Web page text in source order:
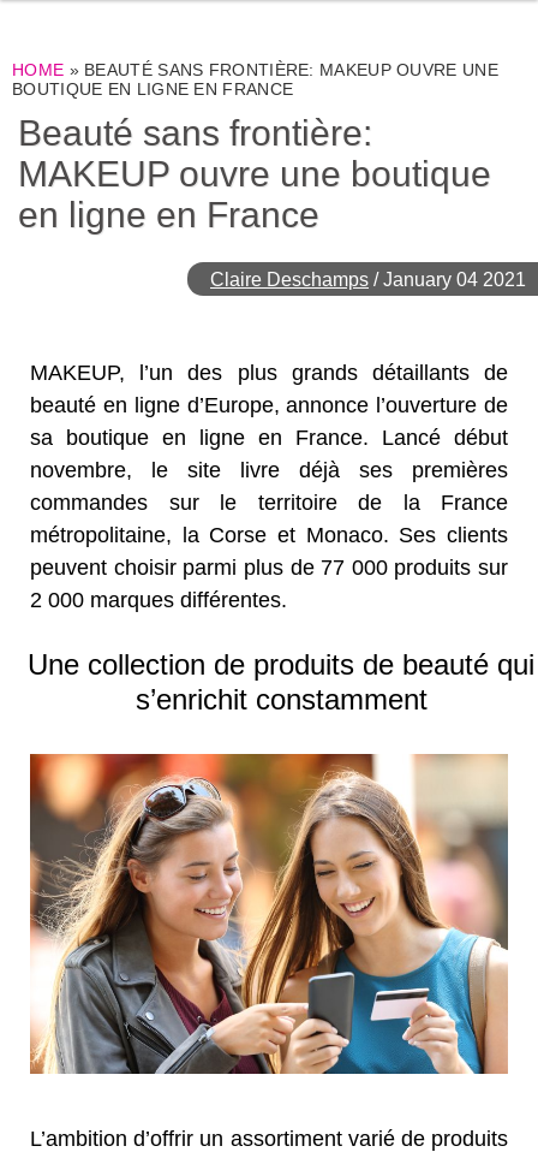
HOME » BEAUTÉ SANS FRONTIÈRE: MAKEUP OUVRE UNE
BOUTIQUE EN LIGNE EN FRANCE
Beauté sans frontière:
MAKEUP ouvre une boutique
en ligne en France
Claire Deschamps /January 04 2021
MAKEUP, l’un des plus grands détaillants de
beauté en ligne d’Europe, annonce l’ouverture de
sa boutique en ligne en France. Lancé début
novembre, le site livre déjà ses premières
commandes sur le territoire de la France
métropolitaine, la Corse et Monaco. Ses clients
peuvent choisir parmi plus de 77 000 produits sur
2 000 marques différentes.
Une collection de produits de beauté qui
s’enrichit constamment
L’ambition d’offrir un assortiment varié de produits